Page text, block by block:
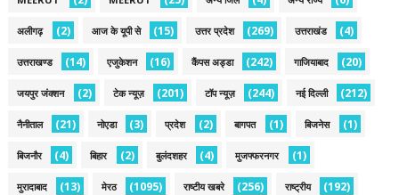
अलीगढ़ (2) आज के यूपी से (15) उत्तर प्रदेश (269) उत्तराखंड (4)
उत्तराखण्ड (14) एजुकेशन (16) कैंपस अड्डा (242) गाजियाबाद (20)
जयपुर जंक्शन (2) टेक न्यूज़ (201) टॉप न्यूज़ (244) नई द‍िल्ली (212)
नैनीताल (21) नोएडा (3) प्रदेश (2) बागपत (1) बिजनेस (1)
बिजनौर (4) बिहार (2) बुलंदशहर (4) मुजफ्फरनगर (1)
मुरादाबाद (13) मेरठ (1095) राष्टीय खबरे (256) राष्ट्रीय (192)